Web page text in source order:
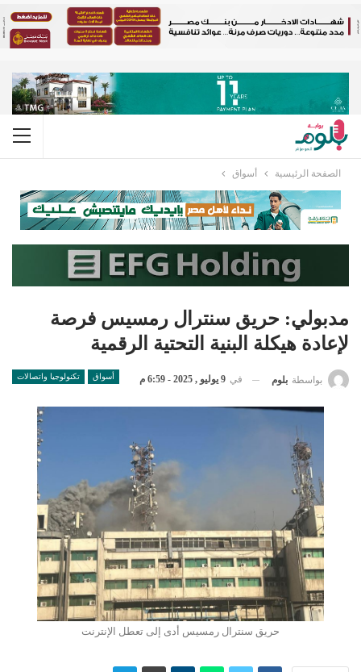
الصفحة الرئيسية أسواق
مدبولي: حريق سنترال رمسيس فرصة
لإعادة هيكلة البنية التحتية الرقمية
أسواق تكنولوجيا واتصالات بواسطة بلوم في 9 يوليو , 2025 - 6:59 م
حريق سنترال رمسيس أدى إلى تعطل الإنترنت